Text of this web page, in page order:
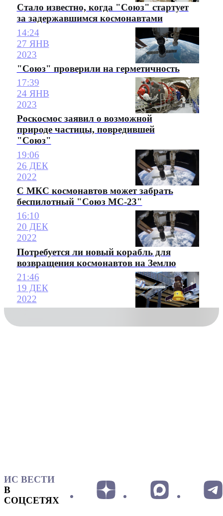
Стало известно, когда "Союз" стартует
за задержавшимся космонавтами
14:24
27 ЯНВ
2023
"Союз" проверили на герметичность
17:39
24 ЯНВ
2023
Роскосмос заявил о возможной
природе частицы, повредившей
"Союз"
19:06
26 ДЕК
2022
С МКС космонавтов может забрать
беспилотный "Союз МС-23"
16:10
20 ДЕК
2022
Потребуется ли новый корабль для
возвращения космонавтов на Землю
21:46
19 ДЕК
2022
ИС ВЕСТИ
В
СОЦСЕТЯХ